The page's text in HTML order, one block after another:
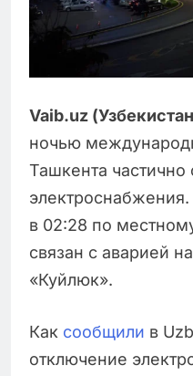
Vaib.uz
ночью
Ташкента частично
в 02:28 по
связан с аварией
«Куйлюк».
Как сообщили в
отключение